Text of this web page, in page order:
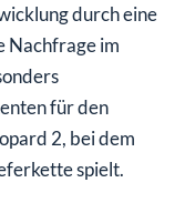
durch eine
Nachfrage im
für den
2, bei dem
spielt.